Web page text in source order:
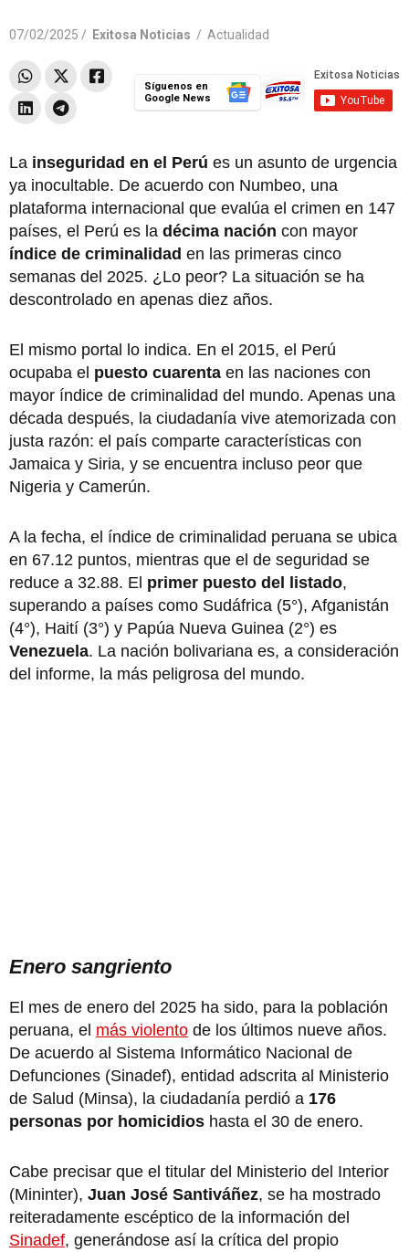
07/02/2025 / Exitosa Noticias / Actualidad
Síguenos en
Google News
La inseguridad en el Perú es un asunto de urgencia
ya inocultable. De acuerdo con Numbeo, una
plataforma internacional que evalúa el crimen en 147
países, el Perú es la décima nación con mayor
índice de criminalidad en las primeras cinco
semanas del 2025. ¿Lo peor? La situación se ha
descontrolado en apenas diez años.
El mismo portal lo indica. En el 2015, el Perú
ocupaba el puesto cuarenta en las naciones con
mayor índice de criminalidad del mundo. Apenas una
década después, la ciudadanía vive atemorizada con
justa razón: el país comparte características con
Jamaica y Siria, y se encuentra incluso peor que
Nigeria y Camerún.
A la fecha, el índice de criminalidad peruana se ubica
en 67.12 puntos, mientras que el de seguridad se
reduce a 32.88. El primer puesto del listado,
superando a países como Sudáfrica (5°), Afganistán
(4°), Haití (3°) y Papúa Nueva Guinea (2°) es
Venezuela. La nación bolivariana es, a consideración
del informe, la más peligrosa del mundo.
Enero sangriento
El mes de enero del 2025 ha sido, para la población
peruana, el más violento de los últimos nueve años.
De acuerdo al Sistema Informático Nacional de
Defunciones (Sinadef), entidad adscrita al Ministerio
de Salud (Minsa), la ciudadanía perdió a 176
personas por homicidios hasta el 30 de enero.
Cabe precisar que el titular del Ministerio del Interior
(Mininter), Juan José Santiváñez, se ha mostrado
reiteradamente escéptico de la información del
Sinadef, generándose así la crítica del propio